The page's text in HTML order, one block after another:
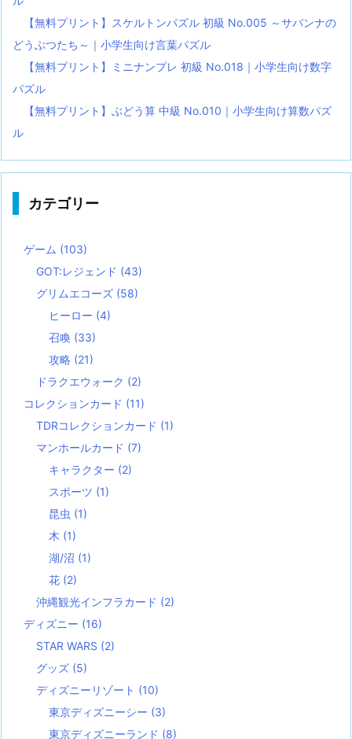
【無料プリント】スケルトンパズル 初級 No.005 ～サバンナの
どうぶつたち～｜小学生向け言葉パズル
【無料プリント】ミニナンプレ 初級 No.018｜小学生向け数字
パズル
【無料プリント】ぶどう算 中級 No.010｜小学生向け算数パズ
ル
カテゴリー
ゲーム (103)
GOT:レジェンド (43)
グリムエコーズ (58)
ヒーロー (4)
召喚 (33)
攻略 (21)
ドラクエウォーク (2)
コレクションカード (11)
TDRコレクションカード (1)
マンホールカード (7)
キャラクター (2)
スポーツ (1)
昆虫 (1)
木 (1)
湖/沼 (1)
花 (2)
沖縄観光インフラカード (2)
ディズニー (16)
STAR WARS (2)
グッズ (5)
ディズニーリゾート (10)
東京ディズニーシー (3)
東京ディズニーランド (8)